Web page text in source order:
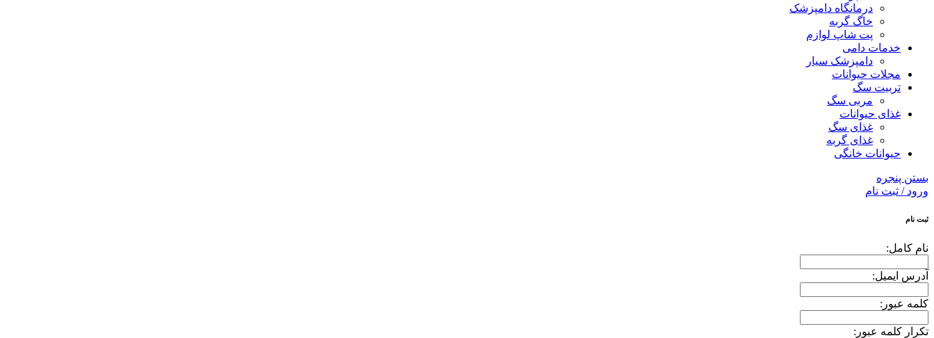
درمانگاه دامپزشک
خاگ گربه
پت شاپ لوازم
خدمات دامی
دامپزشک سیار
مجلات حیوانات
تربیت سگ
مربی سگ
غذای حیوانات
غذای سگ
غذای گربه
حیوانات خانگی
بستن پنجره
ورود / ثبت نام
ثبت نام
نام کامل:
آدرس ایمیل:
کلمه عبور:
تکرار کلمه عبور: